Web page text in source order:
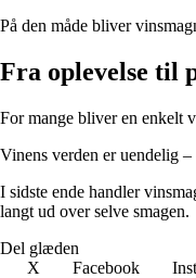
På den måde bliver
Fra oplevelse til
For mange bliver en enkelt
Vinens verden er uendelig
I sidste ende handler
langt ud over selve smagen.
Del glæden
X
Facebook